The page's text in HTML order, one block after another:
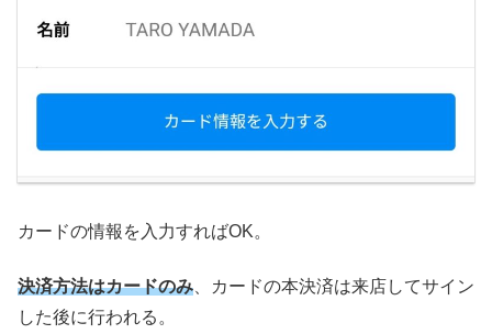
カードの情報を入力すればOK。
決済方法はカードのみ 、カードの本決済は来店してサイン
した後に行われる。